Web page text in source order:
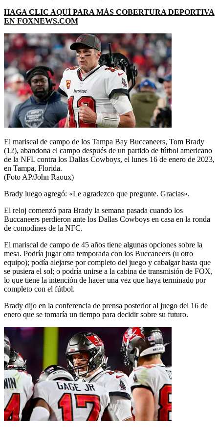
HAGA CLIC AQUÍ PARA MÁS COBERTURA DEPORTIVA
EN FOXNEWS.COM
El mariscal de campo de los Tampa Bay Buccaneers, Tom Brady
(12), abandona el campo después de un partido de fútbol americano
de la NFL contra los Dallas Cowboys, el lunes 16 de enero de 2023,
en Tampa, Florida.
(Foto AP/John Raoux)
Brady luego agregó: «Le agradezco que pregunte. Gracias».
El reloj comenzó para Brady la semana pasada cuando los
Buccaneers perdieron ante los Dallas Cowboys en casa en la ronda
de comodines de la NFC.
El mariscal de campo de 45 años tiene algunas opciones sobre la
mesa. Podría jugar otra temporada con los Buccaneers (u otro
equipo); podía alejarse por completo del juego y cabalgar hasta que
se pusiera el sol; o podría unirse a la cabina de transmisión de FOX,
lo que tiene la intención de hacer una vez que haya terminado por
completo con el fútbol.
Brady dijo en la conferencia de prensa posterior al juego del 16 de
enero que se tomaría un tiempo para decidir sobre su futuro.